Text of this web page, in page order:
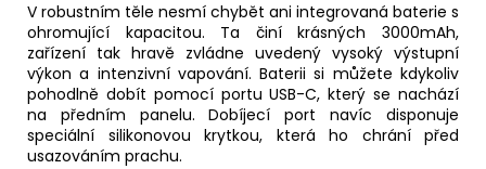
V robustním těle nesmí chybět ani integrovaná baterie s
ohromující kapacitou. Ta činí krásných 3000mAh,
zařízení tak hravě zvládne uvedený vysoký výstupní
výkon a intenzivní vapování. Baterii si můžete kdykoliv
pohodlně dobít pomocí portu USB-C, který se nachází
na předním panelu. Dobíjecí port navíc disponuje
speciální silikonovou krytkou, která ho chrání před
usazováním prachu.